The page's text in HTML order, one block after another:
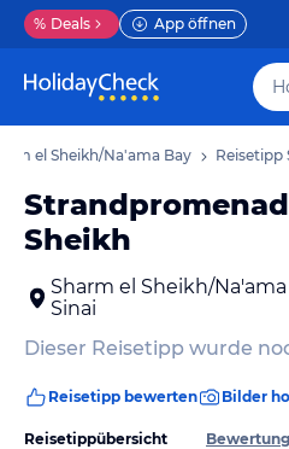
% Deals App öffnen
el Sheikh/Na'ama Bay Reisetipp
Sheikh
Sharm el Sheikh/
Sinai
Dieser Reisetipp wurde
Reisetipp bewerten Bilder
Reisetippübersicht